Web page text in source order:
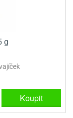
g
Koupit